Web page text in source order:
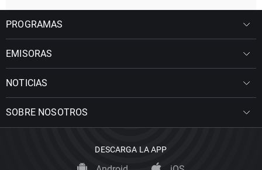
PROGRAMAS
EMISORAS
NOTICIAS
SOBRE NOSOTROS
DESCARGA LA APP